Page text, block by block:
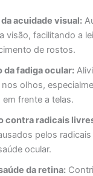
acuidade visual:
visão, facilitando a
de rostos.
da fadiga ocular:
olhos,
em frente a telas.
contra radicais
pelos
ocular.
da retina: